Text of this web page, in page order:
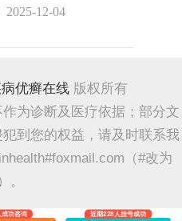
2025-12-04
优癣在线 版权所有
为诊断及医疗依据；部分文
到您的权益，请及时联系我
（#改为
。
成功咨询 近期228人挂号成功